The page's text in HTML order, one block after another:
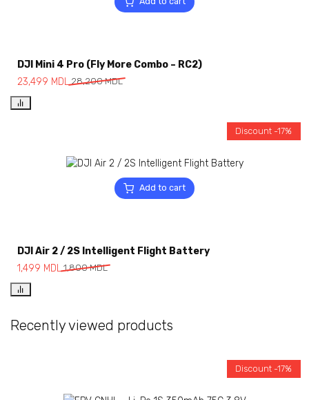
DJI Mini 4 Pro (Fly More Combo – RC2)
28,200MDL
23,499 MDL
Add to cart
Discount -17%
DJI Air 2 / 2S Intelligent Flight Battery
1,800MDL
1,499 MDL
Recently viewed products
Discount -17%